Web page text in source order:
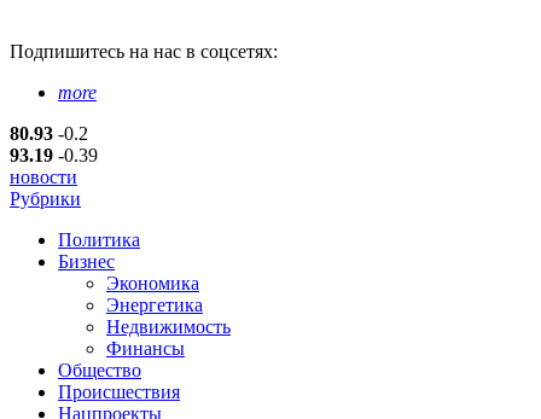
Подпишитесь на нас в соцсетях:
more
80.93 -0.2
93.19 -0.39
новости
Рубрики
Политика
Бизнес
Экономика
Энергетика
Недвижимость
Финансы
Общество
Происшествия
Нацпроекты